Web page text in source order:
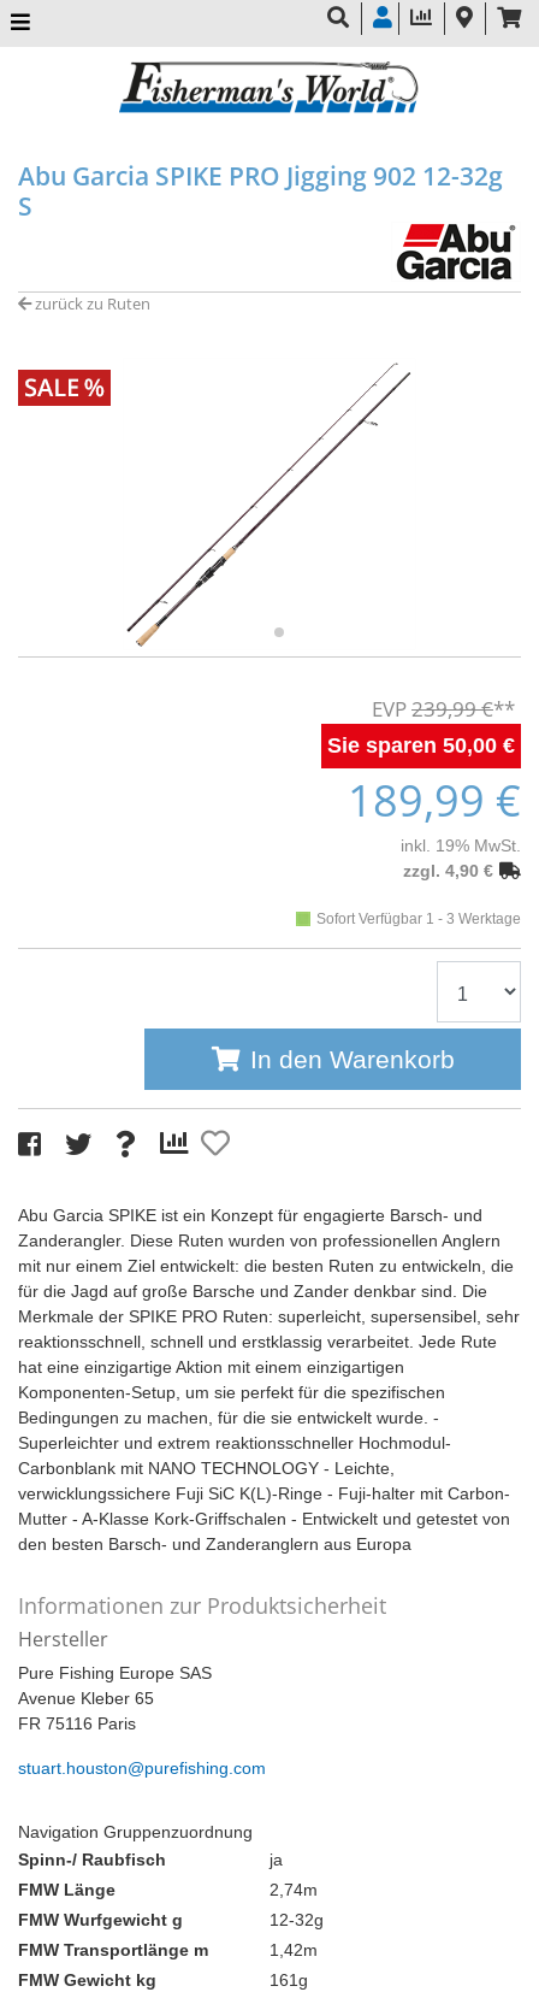
Abu Garcia SPIKE PRO Jigging 902 12-32g
S
zurück zu Ruten
239,99 €
50,00 €
189,99 €
inkl. 19% MwSt.
zzgl. 4,90 €
Sofort Verfügbar 1 - 3 Werktage
In den Warenkorb
Abu Garcia SPIKE ist ein Konzept für engagierte Barsch- und
Zanderangler. Diese Ruten wurden von professionellen Anglern
mit nur einem Ziel entwickelt: die besten Ruten zu entwickeln, die
für die Jagd auf große Barsche und Zander denkbar sind. Die
Merkmale der SPIKE PRO Ruten: superleicht, supersensibel, sehr
reaktionsschnell, schnell und erstklassig verarbeitet. Jede Rute
hat eine einzigartige Aktion mit einem einzigartigen
Komponenten-Setup, um sie perfekt für die spezifischen
Bedingungen zu machen, für die sie entwickelt wurde. -
Superleichter und extrem reaktionsschneller Hochmodul-
Carbonblank mit NANO TECHNOLOGY - Leichte,
verwicklungssichere Fuji SiC K(L)-Ringe - Fuji-halter mit Carbon-
Mutter - A-Klasse Kork-Griffschalen - Entwickelt und getestet von
den besten Barsch- und Zanderanglern aus Europa
Informationen zur Produktsicherheit
Hersteller
Pure Fishing Europe SAS
Avenue Kleber 65
FR 75116 Paris
stuart.houston@purefishing.com
Navigation Gruppenzuordnung
Spinn-/ Raubfisch
ja
FMW Länge
2,74m
FMW Wurfgewicht g
12-32g
FMW Transportlänge m
1,42m
FMW Gewicht kg
161g